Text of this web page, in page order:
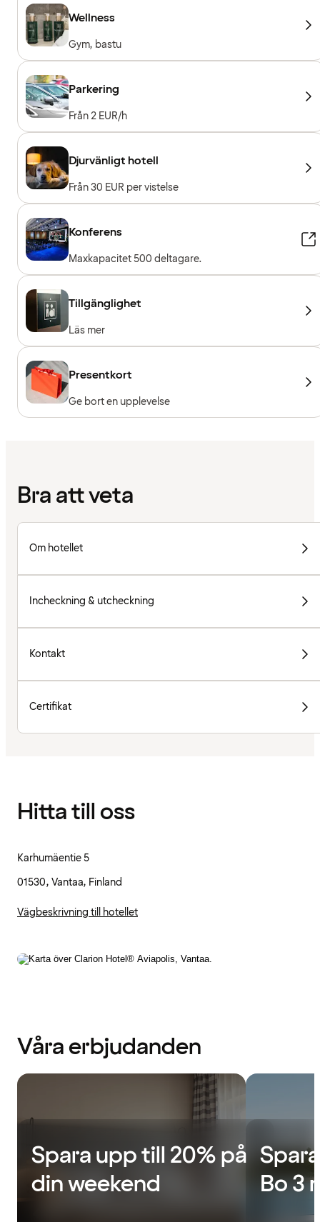
Wellness
Gym, bastu
Parkering
Från 2 EUR/h
Djurvänligt hotell
Från 30 EUR per vistelse
Konferens
Maxkapacitet 500 deltagare.
Tillgänglighet
Läs mer
Presentkort
Ge bort en upplevelse
Bra att veta
Om hotellet
Incheckning & utcheckning
Kontakt
Certifikat
Hitta till oss
Karhumäentie 5
01530, Vantaa, Finland
Vägbeskrivning till hotellet
Våra erbjudanden
Spara upp till 20% på
din weekend
Bo 3